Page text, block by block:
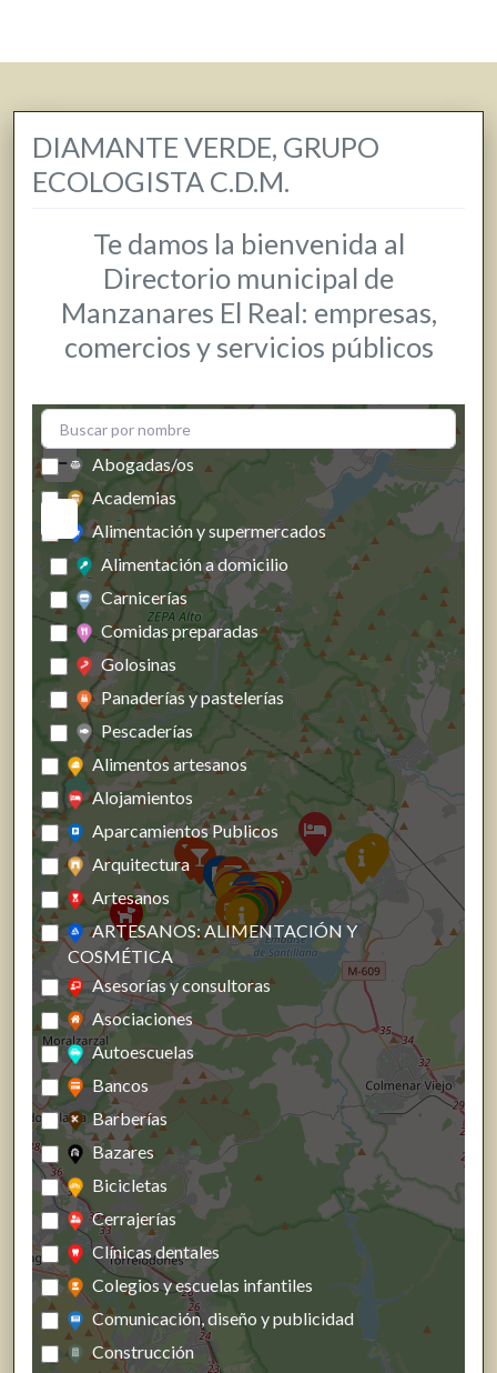
DIAMANTE VERDE, GRUPO
ECOLOGISTA C.D.M.
Te damos la bienvenida al
Directorio municipal de
Manzanares El Real: empresas,
comercios y servicios públicos
+
−
Abogadas/os
Academias
Alimentación y supermercados
Alimentación a domicilio
Carnicerías
Comidas preparadas
Golosinas
Panaderías y pastelerías
Pescaderías
Alimentos artesanos
Alojamientos
Aparcamientos Publicos
Arquitectura
Artesanos
ARTESANOS: ALIMENTACIÓN Y
COSMÉTICA
Asesorías y consultoras
Asociaciones
Autoescuelas
Bancos
Barberías
Bazares
Bicicletas
Cerrajerías
Clínicas dentales
Colegios y escuelas infantiles
Comunicación, diseño y publicidad
Construcción